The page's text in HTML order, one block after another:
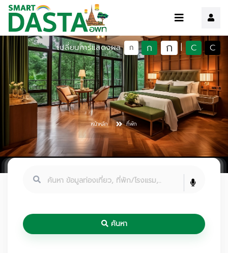
เปลี่ยนการแสดงผล ก ก ก C C
หน้าหลัก ที่พัก
ค้นหา